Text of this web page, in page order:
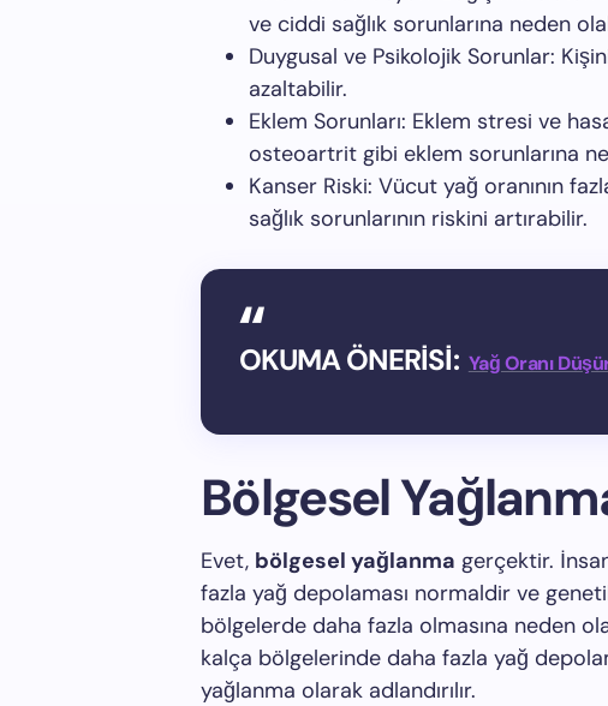
ve ciddi sağlık sorunlarına neden
Duygusal ve Psikolojik Sorunlar:
azaltabilir.
Eklem Sorunları: Eklem stresi ve
osteoartrit gibi eklem sorunlarına
Kanser Riski: Vücut yağ oranının
sağlık sorunlarının riskini artırabilir.
OKUMA ÖNERİSİ: Yağ Oranı
Bölgesel
Evet, bölgesel yağlanma gerçektir.
fazla yağ depolaması normaldir ve
bölgelerde daha fazla olmasına neden
kalça bölgelerinde daha fazla yağ
yağlanma olarak adlandırılır.